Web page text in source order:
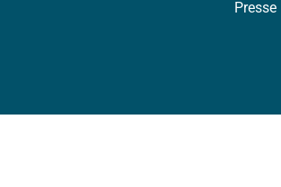
Presse